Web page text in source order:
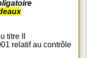
titre II
relatif au contrôle